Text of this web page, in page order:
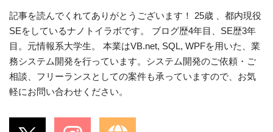
記事を読んでくれてありがとうございます！ 25歳 、都内現役
SEをしているナノトイラボです。 ブログ歴4年目、SE歴3年
目。元情報系大学生。 本業はVB.net, SQL, WPFを用いた、業
務システム開発を行っています。システム開発のご依頼・ご
相談、フリーランスとしての案件も承っていますので、お気
軽にお問い合わせください。